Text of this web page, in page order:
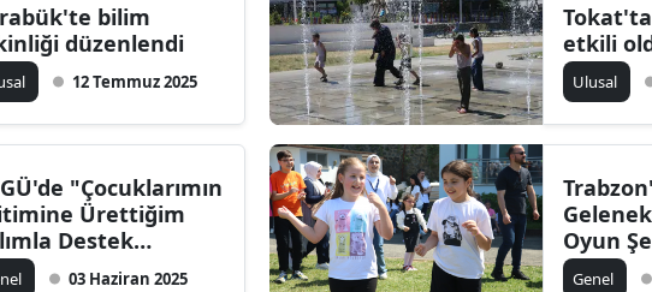
Çorum
Denizli
Diyarbakır
Edirne
Elazığ
Erzincan
bilim
düzenlendi
12 Temmuz 2025
etkili
Ulusal
"Çocuklarımın
Ürettiğim
Destek
projesi
03 Haziran 2025
Oyun
Genel